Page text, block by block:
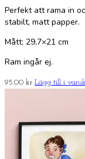
Perfekt att rama in
stabilt, matt papper.
Mått: 29,7×21 cm
Ram ingår ej.
95.00 kr Lägg till i